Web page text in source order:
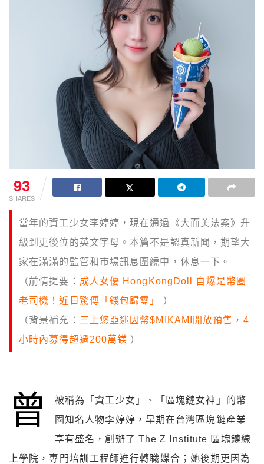
93
SHARES
當年的資工少女李婷婷，現在通過《大而美法案》升
級到更後位的英文字母。本篇不是認真新聞，期望大
家在滿滿的監管和市場訊息圍繞中，休息一下。
（前情提要： 成人女優 HongKongDoll 自爆是幣圈
老司機！近日驚傳「錢包歸零」
）
（背景補充： 三上悠亞迷因幣$MIKAMI開放預售，4
小時內募得超過200萬鎂 ）
曾
被稱為「資工少女」、「區塊鏈女神」的幣
圈知名人物李婷婷，早期在台灣區塊鏈產業
享有盛名，創辦了 The Z Institute 區塊鏈線
上學院，專門培訓工程師進行轉職媒合；她後期更因為